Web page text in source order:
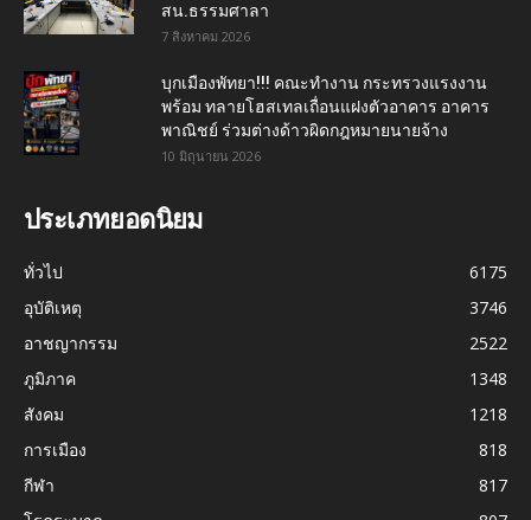
สน.ธรรมศาลา
7 สิงหาคม 2026
บุกเมืองพัทยา!!! คณะทำงาน กระทรวงแรงงาน
พร้อม ทลายโฮสเทลเถื่อนแฝงตัวอาคาร อาคาร
พาณิชย์ ร่วมต่างด้าวผิดกฎหมายนายจ้าง
10 มิถุนายน 2026
ประเภทยอดนิยม
ทั่วไป
6175
อุบัติเหตุ
3746
อาชญากรรม
2522
ภูมิภาค
1348
สังคม
1218
การเมือง
818
กีฬา
817